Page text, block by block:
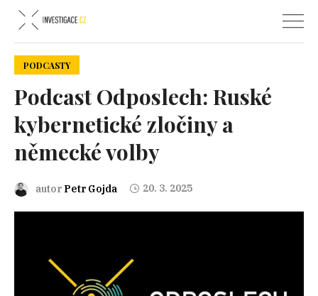
PODCASTY
Podcast Odposlech: Ruské
kybernetické zločiny a
německé volby
autor Petr Gojda 20. 3. 2025